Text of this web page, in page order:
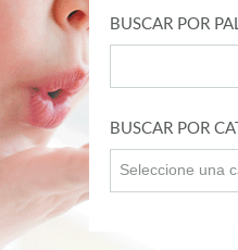
BUSCAR POR
BUSCAR POR
Seleccione una